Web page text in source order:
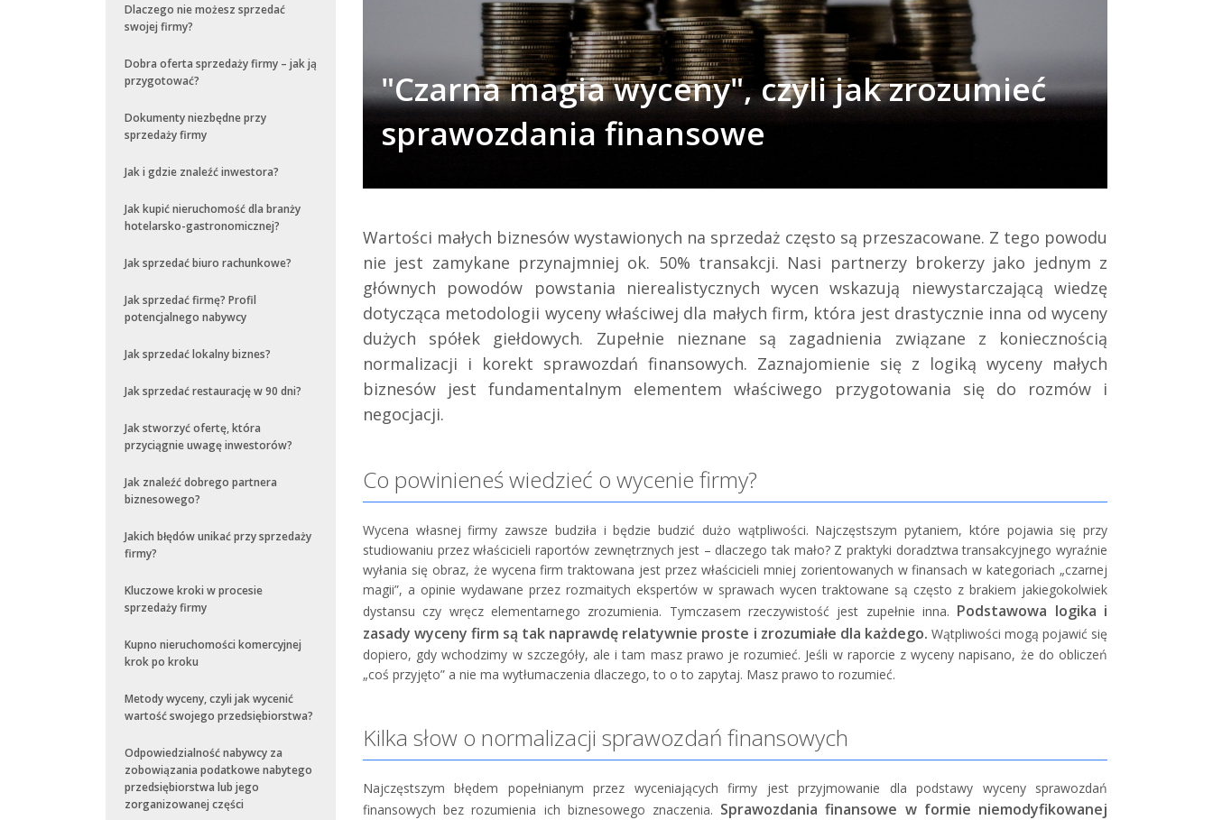
Dlaczego nie możesz sprzedać
swojej firmy?
Dobra oferta sprzedaży firmy – jak ją
przygotować?
Dokumenty niezbędne przy
sprzedaży firmy
Jak i gdzie znaleźć inwestora?
Jak kupić nieruchomość dla branży
hotelarsko-gastronomicznej?
Jak sprzedać biuro rachunkowe?
Jak sprzedać firmę? Profil
potencjalnego nabywcy
Jak sprzedać lokalny biznes?
Jak sprzedać restaurację w 90 dni?
Jak stworzyć ofertę, która
przyciągnie uwagę inwestorów?
Jak znaleźć dobrego partnera
biznesowego?
Jakich błędów unikać przy sprzedaży
firmy?
Kluczowe kroki w procesie
sprzedaży firmy
Kupno nieruchomości komercyjnej
krok po kroku
Metody wyceny, czyli jak wycenić
wartość swojego przedsiębiorstwa?
Odpowiedzialność nabywcy za
zobowiązania podatkowe nabytego
przedsiębiorstwa lub jego
zorganizowanej części
"Czarna magia wyceny", czyli jak zrozumieć
sprawozdania finansowe
Wartości małych biznesów wystawionych na sprzedaż często są przeszacowane. Z tego powodu
nie jest zamykane przynajmniej ok. 50% transakcji. Nasi partnerzy brokerzy jako jednym z
głównych powodów powstania nierealistycznych wycen wskazują niewystarczającą wiedzę
dotycząca metodologii wyceny właściwej dla małych firm, która jest drastycznie inna od wyceny
dużych spółek giełdowych. Zupełnie nieznane są zagadnienia związane z koniecznością
normalizacji i korekt sprawozdań finansowych. Zaznajomienie się z logiką wyceny małych
biznesów jest fundamentalnym elementem właściwego przygotowania się do rozmów i
negocjacji.
Co powinieneś wiedzieć o wycenie firmy?
Wycena własnej firmy zawsze budziła i będzie budzić dużo wątpliwości. Najczęstszym pytaniem, które pojawia się przy
studiowaniu przez właścicieli raportów zewnętrznych jest – dlaczego tak mało? Z praktyki doradztwa transakcyjnego wyraźnie
wyłania się obraz, że wycena firm traktowana jest przez właścicieli mniej zorientowanych w finansach w kategoriach „czarnej
magii”, a opinie wydawane przez rozmaitych ekspertów w sprawach wycen traktowane są często z brakiem jakiegokolwiek
dystansu czy wręcz elementarnego zrozumienia. Tymczasem rzeczywistość jest zupełnie inna. Podstawowa logika i
zasady wyceny firm są tak naprawdę relatywnie proste i zrozumiałe dla każdego. Wątpliwości mogą pojawić się
dopiero, gdy wchodzimy w szczegóły, ale i tam masz prawo je rozumieć. Jeśli w raporcie z wyceny napisano, że do obliczeń
„coś przyjęto” a nie ma wytłumaczenia dlaczego, to o to zapytaj. Masz prawo to rozumieć.
Kilka słow o normalizacji sprawozdań finansowych
Najczęstszym błędem popełnianym przez wyceniających firmy jest przyjmowanie dla podstawy wyceny sprawozdań
finansowych bez rozumienia ich biznesowego znaczenia. Sprawozdania finansowe w formie niemodyfikowanej